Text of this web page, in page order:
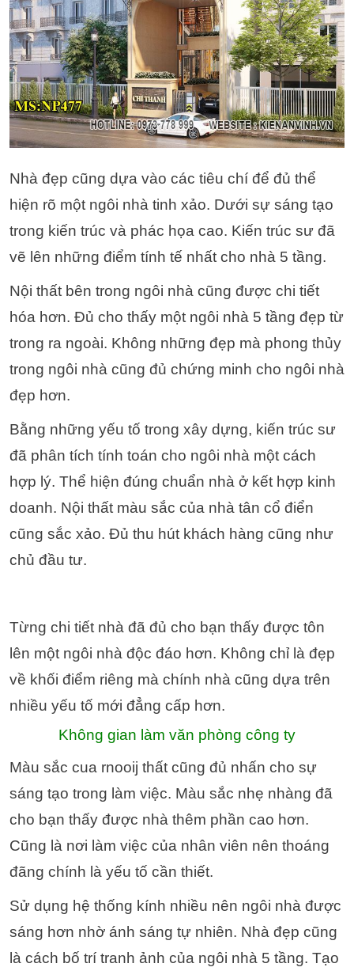
Nhà đẹp cũng dựa vào các tiêu chí để đủ thể
hiện rõ một ngôi nhà tinh xảo. Dưới sự sáng tạo
trong kiến trúc và phác họa cao. Kiến trúc sư đã
vẽ lên những điểm tính tế nhất cho nhà 5 tầng.
Nội thất bên trong ngôi nhà cũng được chi tiết
hóa hơn. Đủ cho thấy một ngôi nhà 5 tầng đẹp từ
trong ra ngoài. Không những đẹp mà phong thủy
trong ngôi nhà cũng đủ chứng minh cho ngôi nhà
đẹp hơn.
Bằng những yếu tố trong xây dựng, kiến trúc sư
đã phân tích tính toán cho ngôi nhà một cách
hợp lý. Thể hiện đúng chuẩn nhà ở kết hợp kinh
doanh. Nội thất màu sắc của nhà tân cổ điển
cũng sắc xảo. Đủ thu hút khách hàng cũng như
chủ đầu tư.
Từng chi tiết nhà đã đủ cho bạn thấy được tôn
lên một ngôi nhà độc đáo hơn. Không chỉ là đẹp
về khối điểm riêng mà chính nhà cũng dựa trên
nhiều yếu tố mới đẳng cấp hơn.
Không gian làm văn phòng công ty
Màu sắc cua rnooij thất cũng đủ nhấn cho sự
sáng tạo trong làm việc. Màu sắc nhẹ nhàng đã
cho bạn thấy được nhà thêm phần cao hơn.
Cũng là nơi làm việc của nhân viên nên thoáng
đãng chính là yếu tố cần thiết.
Sử dụng hệ thống kính nhiều nên ngôi nhà được
sáng hơn nhờ ánh sáng tự nhiên. Nhà đẹp cũng
là cách bố trí tranh ảnh của ngôi nhà 5 tầng. Tạo